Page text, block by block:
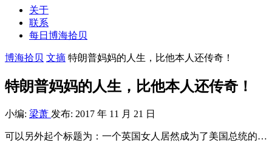
关于
联系
每日博海拾贝
博海拾贝 文摘 特朗普妈妈的人生，比他本人还传奇！ ​​​​
特朗普妈妈的人生，比他本人还传奇！ ​​​​
小编: 梁萧 发布: 2017 年 11 月 21 日
可以另外起个标题为：一个英国女人居然成为了美国总统的…